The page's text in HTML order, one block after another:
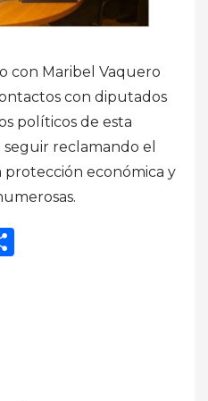
con Maribel Vaquero
con diputados
políticos de esta
reclamando el
económica y